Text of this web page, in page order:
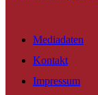
Mediadaten
Kontakt
Impressum